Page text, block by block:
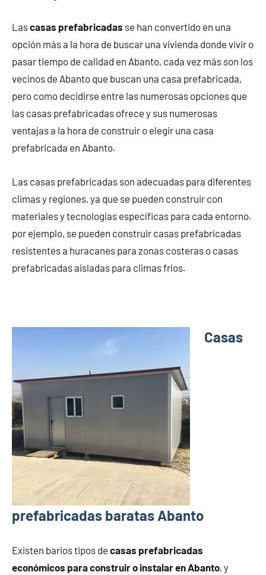
Lascasas prefabricadas se han convertido en una
opción más a la hora de buscar una vivienda donde vivir o
pasar tiempo de calidad en Abanto, cada vez más son los
vecinos de Abanto que buscan una casa prefabricada,
pero como decidirse entre las numerosas opciones que
las casas prefabricadas ofrece y sus numerosas
ventajas a la hora de construir o elegir una casa
prefabricada en Abanto.
Las casas prefabricadas son adecuadas para diferentes
climas y regiones, ya que se pueden construir con
materiales y tecnologías específicas para cada entorno.
por ejemplo, se pueden construir casas prefabricadas
resistentes a huracanes para zonas costeras o casas
prefabricadas aisladas para climas fríos.
Casas
prefabricadas baratas Abanto
Existen barios tipos de casas prefabricadas
económicos para construir o instalar en Abanto, y